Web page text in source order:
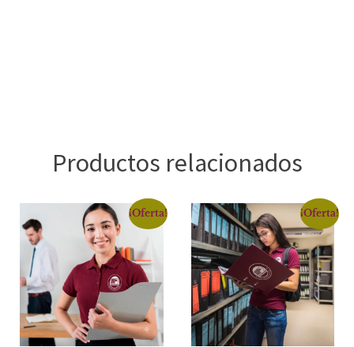
Productos relacionados
¡Oferta! ¡Oferta!